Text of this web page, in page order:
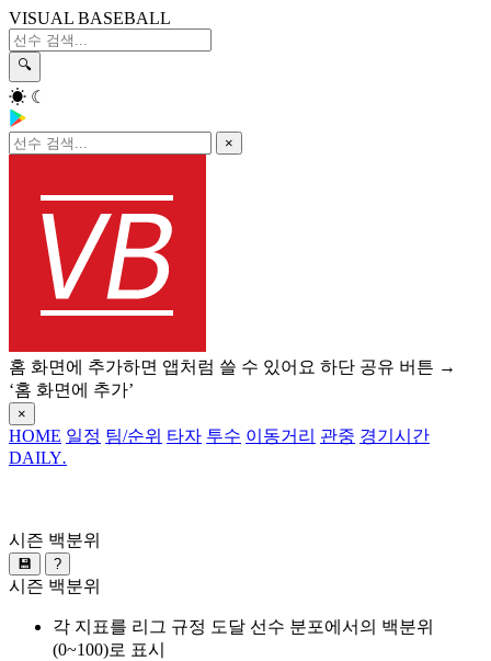
VISUAL BASEBALL
🔍
☀ ☾
×
홈 화면에 추가하면 앱처럼 쓸 수 있어요 하단 공유 버튼 →
‘홈 화면에 추가’
×
HOME 일정 팀/순위 타자 투수 이동거리 관중 경기시간
DAILY.
시즌 백분위
💾 ?
시즌 백분위
각 지표를 리그 규정 도달 선수 분포에서의 백분위
(0~100)로 표시